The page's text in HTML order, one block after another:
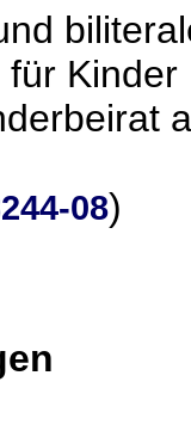
für Kinder
08)